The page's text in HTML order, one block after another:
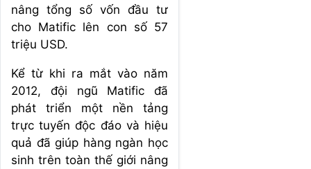
nâng tổng số vốn đầu tư
cho Matific lên con số 57
triệu USD.
Kể từ khi ra mắt vào năm
2012, đội ngũ Matific đã
phát triển một nền tảng
trực tuyến độc đáo và hiệu
quả đã giúp hàng ngàn học
sinh trên toàn thế giới nâng